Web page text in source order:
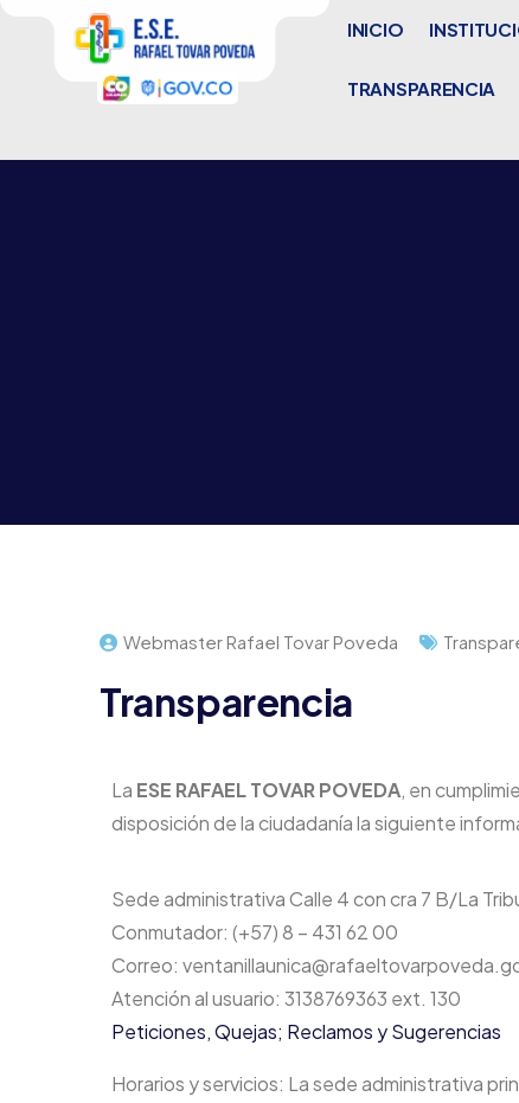
INICIO
TRANSPARENCIA
Webmaster Rafael Tovar Poveda
Transparencia
La ESE RAFAEL TOVAR POVEDA, en
disposición de la ciudadanía la siguiente
Sede administrativa Calle 4 con cra 7 B/La
Conmutador: (+57) 8 – 431 62 00
Correo:
Atención al usuario: 3138769363 ext. 130
Peticiones, Quejas; Reclamos y Sugerencias
Horarios y servicios: La sede administrativa